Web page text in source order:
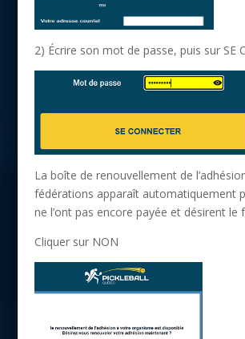
2) Écrire son mot de passe, puis sur SE
La boîte de renouvellement de
fédérations apparaît automatiquement
ne l’ont pas encore payée et désirent le
Cliquer sur NON